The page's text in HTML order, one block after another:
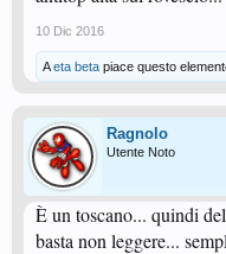
10 Dic 2016
Aeta beta piace questo
Ragnolo
Utente Noto
È un toscano... quindi
basta non leggere...